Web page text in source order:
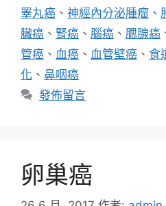
睪丸癌 、 神經內分泌腫瘤 、
臟癌 、 腎癌 、 腦癌 、 腮腺癌
管癌 、 血癌 、 血管壁癌 、 食
化 、 鼻咽癌
發佈留言
卵巢癌